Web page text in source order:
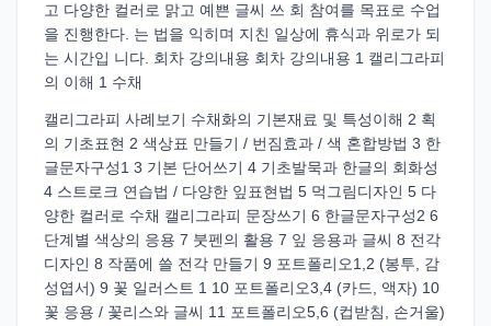
고 다양한 컬러로 맑고 예쁜 글씨 쓰 회 참여를 목표로 수업
을 진행한다. 는 법을 익히며 지친 일상에 휴식과 위로가 되
는 시간입 니다. 회차 강의내용 회차 강의내용 1 캘리그라피
의 이해 1 수채
캘리그라피 사례보기 수채화의 기본재료 및 특성이해 2 획
의 기초표현 2 색상표 만들기 / 번짐효과 / 색 혼합방법 3 한
글문자구성1 3 기본 단어쓰기 4 기초발묵과 한글의 회화성
4 스트로크 연습법 / 다양한 잎표현법 5 먹그림디자인 5 다
양한 컬러로 수채 캘리그라피 문장쓰기 6 한글문자구성2 6
단계별 색상의 응용 7 붓펜의 활용 7 잎 응용과 글씨 8 전각
디자인 8 작품에 쓸 전각 만들기 9 포트폴리오1,2 (봉투, 감
성엽서) 9 꽃 일러스트 1 10 포트폴리오3,4 (카드, 액자) 10
꽃 응용 / 꽃리스와 글씨 11 포트폴리오5,6 (컵받침, 손거울)